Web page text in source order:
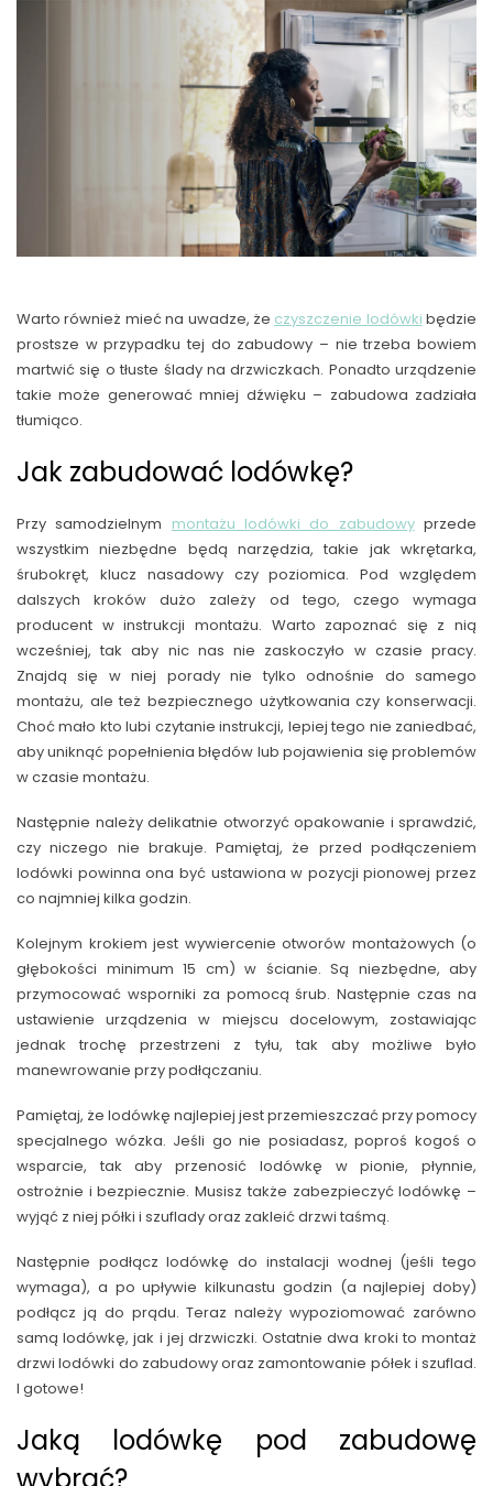
Warto również mieć na uwadze, że czyszczenie lodówki będzie
prostsze w przypadku tej do zabudowy – nie trzeba bowiem
martwić się o tłuste ślady na drzwiczkach. Ponadto urządzenie
takie może generować mniej dźwięku – zabudowa zadziała
tłumiąco.
Jak zabudować lodówkę?
Przy samodzielnym montażu lodówki do zabudowyprzede
wszystkim niezbędne będą narzędzia, takie jak wkrętarka,
śrubokręt, klucz nasadowy czy poziomica. Pod względem
dalszych kroków dużo zależy od tego, czego wymaga
producent w instrukcji montażu. Warto zapoznać się z nią
wcześniej, tak aby nic nas nie zaskoczyło w czasie pracy.
Znajdą się w niej porady nie tylko odnośnie do samego
montażu, ale też bezpiecznego użytkowania czy konserwacji.
Choć mało kto lubi czytanie instrukcji, lepiej tego nie zaniedbać,
aby uniknąć popełnienia błędów lub pojawienia się problemów
w czasie montażu.
Następnie należy delikatnie otworzyć opakowanie i sprawdzić,
czy niczego nie brakuje. Pamiętaj, że przed podłączeniem
lodówki powinna ona być ustawiona w pozycji pionowej przez
co najmniej kilka godzin.
Kolejnym krokiem jest wywiercenie otworów montażowych (o
głębokości minimum 15 cm) w ścianie. Są niezbędne, aby
przymocować wsporniki za pomocą śrub. Następnie czas na
ustawienie urządzenia w miejscu docelowym, zostawiając
jednak trochę przestrzeni z tyłu, tak aby możliwe było
manewrowanie przy podłączaniu.
Pamiętaj, że lodówkę najlepiej jest przemieszczać przy pomocy
specjalnego wózka. Jeśli go nie posiadasz, poproś kogoś o
wsparcie, tak aby przenosić lodówkę w pionie, płynnie,
ostrożnie i bezpiecznie. Musisz także zabezpieczyć lodówkę –
wyjąć z niej półki i szuflady oraz zakleić drzwi taśmą.
Następnie podłącz lodówkę do instalacji wodnej (jeśli tego
wymaga), a po upływie kilkunastu godzin (a najlepiej doby)
podłącz ją do prądu. Teraz należy wypoziomować zarówno
samą lodówkę, jak i jej drzwiczki. Ostatnie dwa kroki to montaż
drzwi lodówki do zabudowy oraz zamontowanie półek i szuflad.
I gotowe!
Jaką lodówkę pod zabudowę